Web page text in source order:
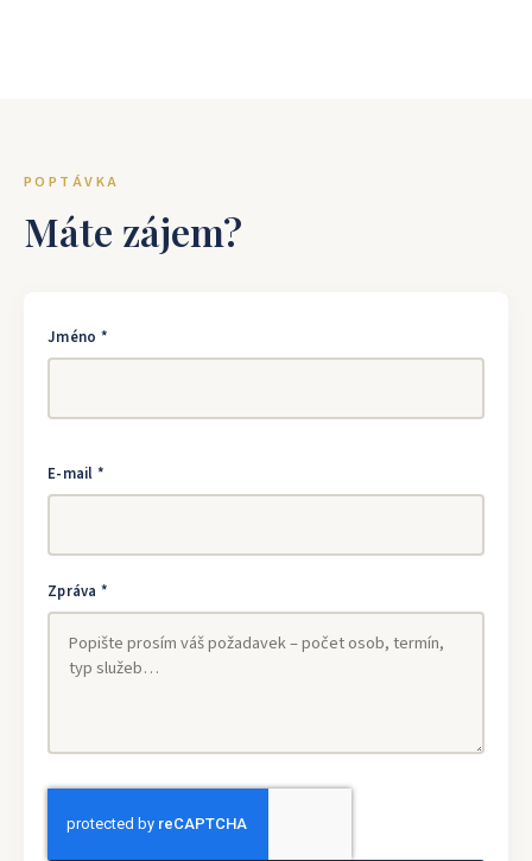
POPTÁVKA
Máte zájem?
Jméno *
E-mail *
Zpráva *